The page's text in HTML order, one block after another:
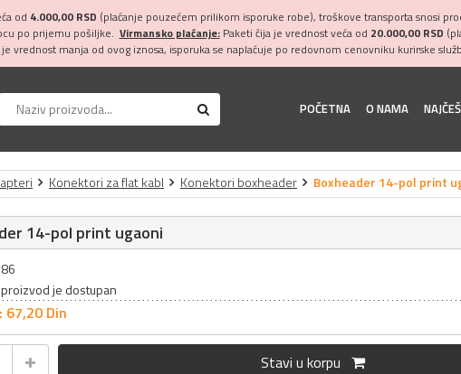
od 4.000,00 RSD (plaćanje pouzećem prilikom isporuke robe), troškove transporta snosi
po prijemu pošiljke. Virmansko plaćanje:Paketi čija je vrednost veća od 20.000,00 RSD
je vrednost manja od ovog iznosa, isporuka se naplaćuje po redovnom cenovniku kurirske
POČETNA O NAMA
Konektori za flat kabl Konektori boxheader Boxheader 14-pol print
14-pol print ugaoni
je dostupan
67,20 Din
Stavi u korpu